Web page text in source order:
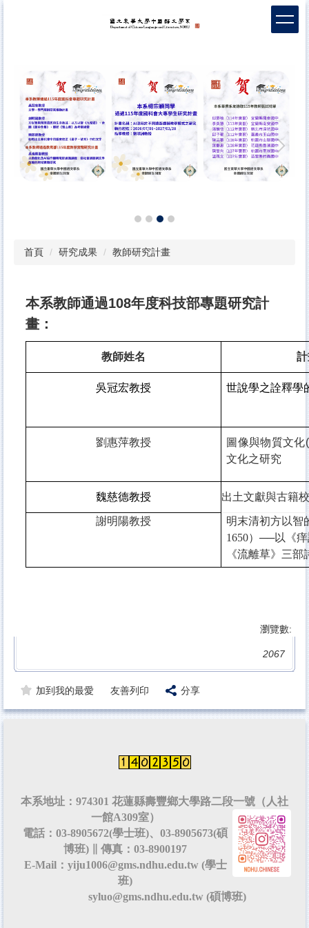
首頁 研究成果 教師研究計畫
本系教師通過108年度科技部專題研究計
畫：
教師姓名
吳冠宏教授 世說學之詮釋學
劉惠萍教授
圖像與物質文化
文化之研究
魏慈德教授 出土文獻與古籍
謝明陽教授
明末清初方以智
1650）──以《
《流離草》三
瀏覽數:
2067
加到我的最愛 友善列印 分享
本系地址：974301 花蓮縣壽豐鄉大學路二段一號（人社
一館A309室）
電話：03-8905672(學士班)、03-8905673(碩
博班) ∥ 傳真：03-8900197
E-Mail：yiju1006@gms.ndhu.edu.tw (學士
班)
syluo@gms.ndhu.edu.tw (碩博班)